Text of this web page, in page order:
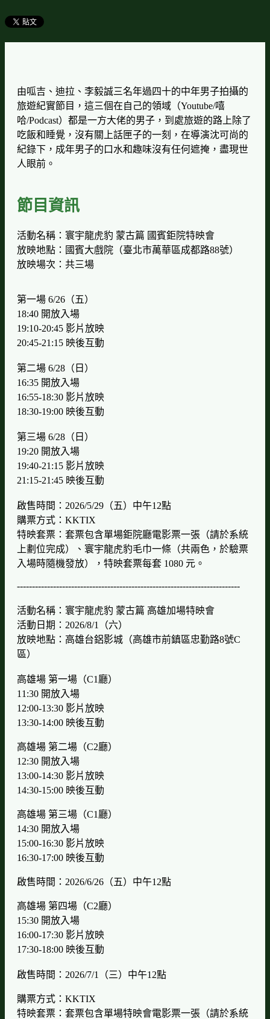
由呱吉、迪拉、李毅誠三名年過四十的中年男子拍攝的
旅遊紀實節目，這三個在自己的領域（Youtube/嘻
哈/Podcast）都是一方大佬的男子，到處旅遊的路上除了
吃飯和睡覺，沒有關上話匣子的一刻，在導演沈可尚的
紀錄下，成年男子的口水和趣味沒有任何遮掩，盡現世
人眼前。
節目資訊
活動名稱：寰宇龍虎豹 蒙古篇 國賓鉅院特映會
放映地點：國賓大戲院（臺北市萬華區成都路88號）
放映場次：共三場
第一場 6/26（五）
18:40 開放入場
19:10-20:45 影片放映
20:45-21:15 映後互動
第二場 6/28（日）
16:35 開放入場
16:55-18:30 影片放映
18:30-19:00 映後互動
第三場 6/28（日）
19:20 開放入場
19:40-21:15 影片放映
21:15-21:45 映後互動
啟售時間：2026/5/29（五）中午12點
購票方式：KKTIX
特映套票：套票包含單場鉅院廳電影票一張（請於系統
上劃位完成）、寰宇龍虎豹毛巾一條（共兩色，於驗票
入場時隨機發放），特映套票每套 1080 元。
--------------------------------------------------------------------------
活動名稱：寰宇龍虎豹 蒙古篇 高雄加場特映會
活動日期：2026/8/1（六）
放映地點：高雄台鋁影城（高雄市前鎮區忠勤路8號C
區）
高雄場 第一場（C1廳）
11:30 開放入場
12:00-13:30 影片放映
13:30-14:00 映後互動
高雄場 第二場（C2廳）
12:30 開放入場
13:00-14:30 影片放映
14:30-15:00 映後互動
高雄場 第三場（C1廳）
14:30 開放入場
15:00-16:30 影片放映
16:30-17:00 映後互動
啟售時間：2026/6/26（五）中午12點
高雄場 第四場（C2廳）
15:30 開放入場
16:00-17:30 影片放映
17:30-18:00 映後互動
啟售時間：2026/7/1（三）中午12點
購票方式：KKTIX
特映套票：套票包含單場特映會電影票一張（請於系統